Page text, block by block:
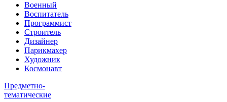
Военный
Воспитатель
Программист
Строитель
Дизайнер
Парикмахер
Художник
Космонавт
Предметно-
тематические